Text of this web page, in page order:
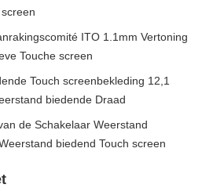
ITO 1.1mm Vertoning
Touche screen
Touch screenbekleding 12,1
biedende Draad
de Schakelaar Weerstand
biedend Touch screen